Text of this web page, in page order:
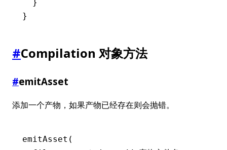
  }
}
#Compilation 对象方法
#emitAsset
添加一个产物，如果产物已经存在则会抛错。
emitAsset (